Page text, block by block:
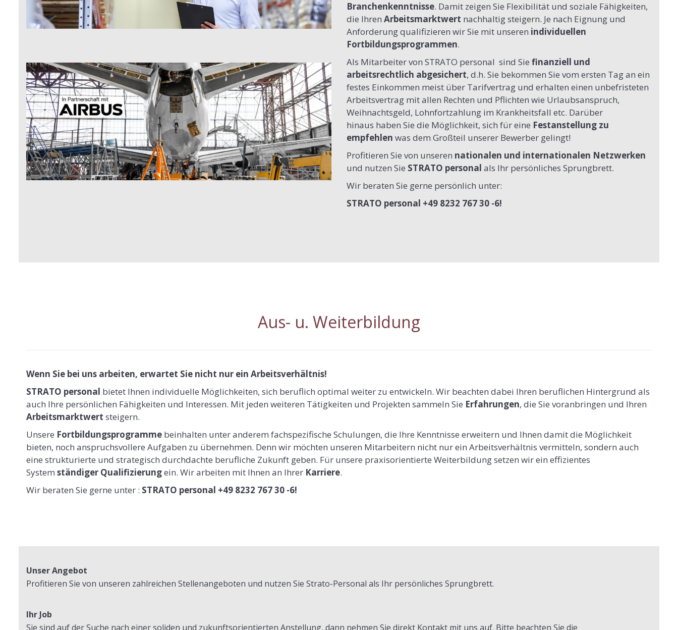
Branchenkenntnisse. Damit zeigen Sie Flexibilität und soziale Fähigkeiten,
die Ihren Arbeitsmarktwert nachhaltig steigern. Je nach Eignung und
Anforderung qualifizieren wir Sie mit unseren individuellen
Fortbildungsprogrammen.
Als Mitarbeiter von STRATO personal sind Sie finanziell und
arbeitsrechtlich abgesichert, d.h. Sie bekommen Sie vom ersten Tag an ein
festes Einkommen meist über Tarifvertrag und erhalten einen unbefristeten
Arbeitsvertrag mit allen Rechten und Pflichten wie Urlaubsanspruch,
Weihnachtsgeld, Lohnfortzahlung im Krankheitsfall etc. Darüber
hinaus haben Sie die Möglichkeit, sich für eine Festanstellung zu
empfehlen was dem Großteil unserer Bewerber gelingt!
Profitieren Sie von unseren nationalen und internationalen Netzwerken
und nutzen Sie STRATO personal als Ihr persönliches Sprungbrett.
Wir beraten Sie gerne persönlich unter:
STRATO personal +49 8232 767 30 -6!
Aus- u. Weiterbildung
Wenn Sie bei uns arbeiten, erwartet Sie nicht nur ein Arbeitsverhältnis!
STRATO personal bietet Ihnen individuelle Möglichkeiten, sich beruflich optimal weiter zu entwickeln. Wir beachten dabei Ihren beruflichen Hintergrund als
auch Ihre persönlichen Fähigkeiten und Interessen. Mit jeden weiteren Tätigkeiten und Projekten sammeln Sie Erfahrungen, die Sie voranbringen und Ihren
Arbeitsmarktwert steigern.
Unsere Fortbildungsprogramme beinhalten unter anderem fachspezifische Schulungen, die Ihre Kenntnisse erweitern und Ihnen damit die Möglichkeit
bieten, noch anspruchsvollere Aufgaben zu übernehmen. Denn wir möchten unseren Mitarbeitern nicht nur ein Arbeitsverhältnis vermitteln, sondern auch
eine strukturierte und strategisch durchdachte berufliche Zukunft geben. Für unsere praxisorientierte Weiterbildung setzen wir ein effizientes
System ständiger Qualifizierungein. Wir arbeiten mit Ihnen an Ihrer Karriere.
Wir beraten Sie gerne unter : STRATO personal +49 8232 767 30 -6!
Unser Angebot
Profitieren Sie von unseren zahlreichen Stellenangeboten und nutzen Sie Strato-Personal als Ihr persönliches Sprungbrett.
Ihr Job
Sie sind auf der Suche nach einer soliden und zukunftsorientierten Anstellung, dann nehmen Sie direkt Kontakt mit uns auf. Bitte beachten Sie die